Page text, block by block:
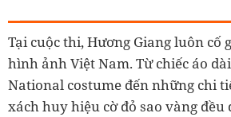
Tại cuộc thi, Hương Giang luôn cố
hình ảnh Việt Nam. Từ chiếc áo
National costume đến những chi
xách huy hiệu cờ đỏ sao vàng đều